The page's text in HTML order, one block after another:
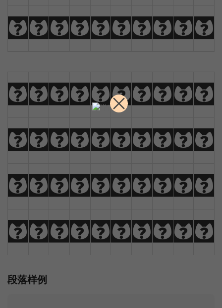
uvwxyzÄÅÆÇ
0123456789
!@#$%^&*()
_+-={}|[]?
:;"'<>,./\
段落样例